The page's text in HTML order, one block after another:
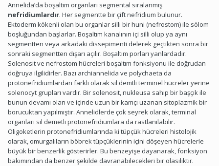
Annelida’da boşaltım organları segmental sıralanmış
nefridiumlardır. Her segmentte bir çift nefridium bulunur.
Ektoderm kökenli olan bu organlar silli bir huni (nefrostom) ile sölom
boşluğundan başlarlar. Boşaltım kanalının içi silli olup ya aynı
segmentten veya arkadaki dissepimenti delerek geçtikten sonra bir
sonraki segmentten dışarı açılır. Boşaltım porları yanlardadır.
Solenosit ve nefrostom hücreleri boşaltım fonksiyonu ile doğrudan
doğruya ilgilidirler. Bazı archiannelida ve polychaeta da
protonefridiumlardan farklı olarak sil demtli terminel hücreler yerine
solenocyt grupları vardır. Bir solenosit, nukleusa sahip bir başçık ile
bunun devamı olan ve içinde uzun bir kamçı uzanan sitoplazmik bir
borucuktan yapılmıştır. Annelidlerde çok seyrek olarak, terminal
organları sil demetli protonefridiumlara da rastlanılabilir.
Oligoketlerin protonefridiumlarında ki tüpçük hücreleri histolojik
olarak, omurgalıların böbrek tüpçüklerinin içini döşeyen hücrelerle
büyük bir benzerlik gösterirler. Bu benzeyişe dayanarak, fonksiyon
bakımından da benzer şekilde davranabilecekleri bir olasılıktır.